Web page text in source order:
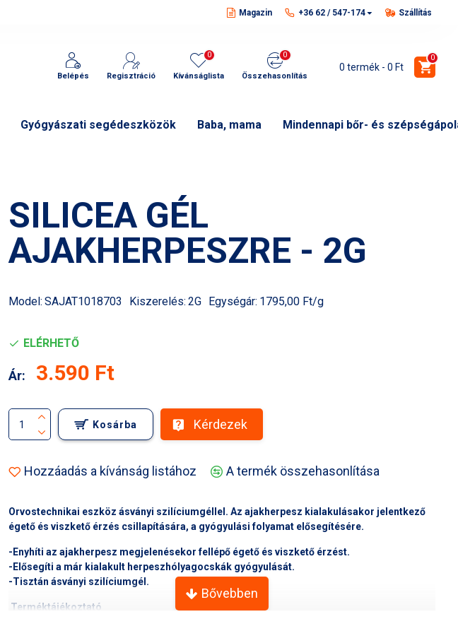
Magazin +36 62 / 547-174 Szállítás
Belépés Regisztráció Kívánságlista
0
Összehasonlítás
0
0 termék - 0 Ft
0
Gyógyászati segédeszközök Baba, mama Mindennapi bőr- és
SILICEA GÉL
AJAKHERPESZRE - 2G
Model: SAJAT1018703 Kiszerelés: 2G Egységár: 1795,00 Ft/g
ELÉRHETŐ
Ár: 3.590 Ft
Kosárba Kérdezek
Hozzáadás a kívánság listához A termék összehasonlítása
Orvostechnikai eszköz ásványi szilíciumgéllel. Az ajakherpesz kialakulásakor jelentkező
égető és viszkető érzés csillapítására, a gyógyulási folyamat elősegítésére.
-Enyhíti az ajakherpesz megjelenésekor fellépő égető és viszkető érzést.
-Elősegíti a már kialakult herpeszhólyagocskák gyógyulását.
-Tisztán ásványi szilíciumgél.
Terméktájékoztató